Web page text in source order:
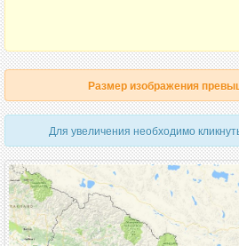
Размер изображения
Для увеличения необходимо